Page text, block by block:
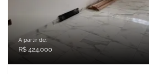
A partir de:
R$ 424.000